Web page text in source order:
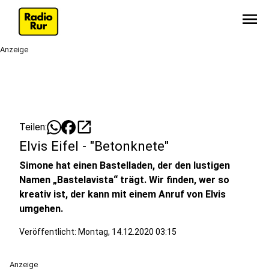
menu
Anzeige
Teilen: open_in_new
Elvis Eifel - "Betonknete"
Simone hat einen Bastelladen, der den lustigen
Namen „Bastelavista“ trägt. Wir finden, wer so
kreativ ist, der kann mit einem Anruf von Elvis
umgehen.
Veröffentlicht: Montag, 14.12.2020 03:15
Anzeige